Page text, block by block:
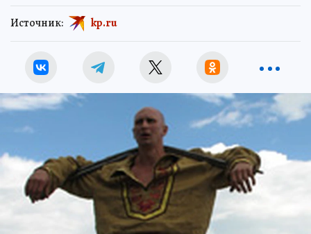
Источник: kp.ru